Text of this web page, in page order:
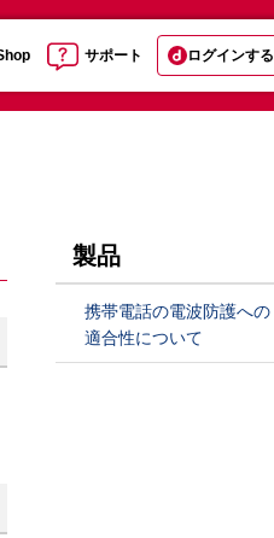
サポート ログインする
製品
携帯電話の電波防護への
適合性について